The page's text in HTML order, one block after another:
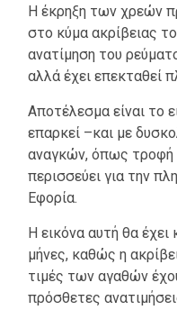
Η έκρηξη των χρεών
στο κύμα ακρίβειας
ανατίμηση του
αλλά έχει επεκταθεί
Αποτέλεσμα είναι το
επαρκεί –και με
αναγκών, όπως τροφή
περισσεύει για την
Εφορία.
Η εικόνα αυτή θα έχει
μήνες, καθώς η
τιμές των αγαθών
πρόσθετες